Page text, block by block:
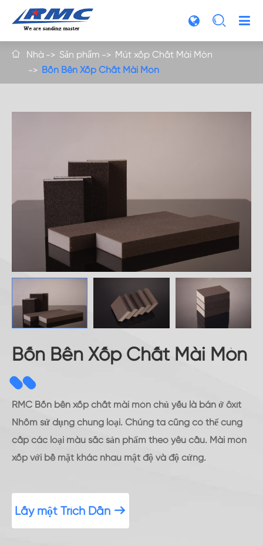

 Nhà Sản phẩm
Mút xốp Chất Mài Mòn
Bốn Bên Xốp Chất Mài Mòn
Bốn Bên Xốp Chất Mài Mòn
RMC Bốn bên xốp chất mài mòn chủ yếu là bán ở ôxít
Nhôm sử dụng chung loại. Chúng ta cũng có thể cung
cấp các loại màu sắc sản phẩm theo yêu cầu. Mài mòn
xốp với bề mặt khác nhau mật độ và độ cứng.
Lấy một Trích Dẫn 